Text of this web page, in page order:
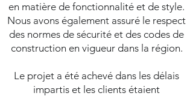
en matière de fonctionnalité et de style.
Nous avons également assuré le respect
des normes de sécurité et des codes de
construction en vigueur dans la région.
Le projet a été achevé dans les délais
impartis et les clients étaient